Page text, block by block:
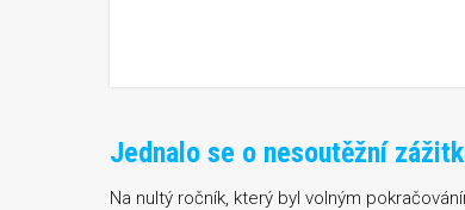
Jednalo se o nesoutěžní
Na nultý ročník, který byl volným